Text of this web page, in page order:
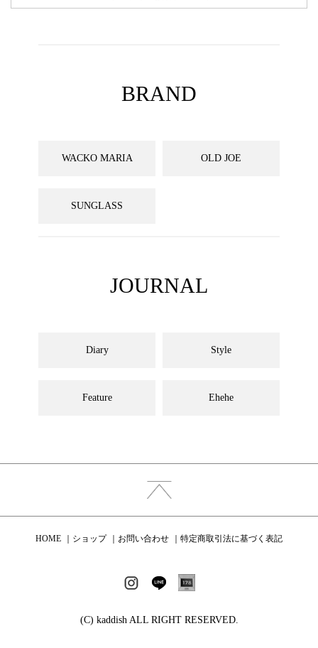
BRAND
WACKO MARIA OLD JOE
SUNGLASS
JOURNAL
Diary Style
Feature Ehehe
HOME ショップ お問い合わせ 特定商取引法に基づく表記
(C) kaddish ALL RIGHT RESERVED.